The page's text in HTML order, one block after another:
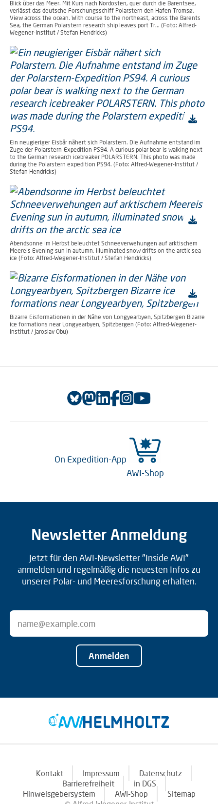
Blick über das Meer. Mit Kurs nach Nordosten, quer durch die Barentsee,
verlässt das deutsche Forschungsschiff Polarstern den Hafen Tromsø.
View across the ocean. With course to the northeast, across the Barents
Sea, the German Polarstern research ship leaves port Tr... (Foto: Alfred-
Wegener-Institut / Stefan Hendricks)
Ein neugieriger Eisbär nähert sich Polarstern. Die Aufnahme entstand im
Zuge der Polarstern-Expedition PS94. A curious polar bear is walking next
to the German research icebreaker POLARSTERN. This photo was made
during the Polarstern expedition PS94. (Foto: Alfred-Wegener-Institut /
Stefan Hendricks)
Abendsonne im Herbst beleuchtet Schneeverwehungen auf arktischem
Meereis Evening sun in autumn, illuminated snow drifts on the arctic sea
ice (Foto: Alfred-Wegener-Institut / Stefan Hendricks)
Bizarre Eisformationen in der Nähe von Longyearbyen, Spitzbergen Bizarre
ice formations near Longyearbyen, Spitzbergen (Foto: Alfred-Wegener-
Institut / Jaroslav Obu)
On Expedition-App
AWI-Shop
Newsletter Anmeldung
Jetzt für den AWI-Newsletter "Inside AWI"
anmelden und regelmäßig die neuesten Infos zu
unserer Polar- und Meeresforschung erhalten.
Anmelden
Kontakt Impressum
Datenschutz
Barrierefreiheit
in DGS
Hinweisgebersystem
AWI-Shop
Sitemap